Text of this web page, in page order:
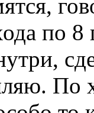
по 8
По